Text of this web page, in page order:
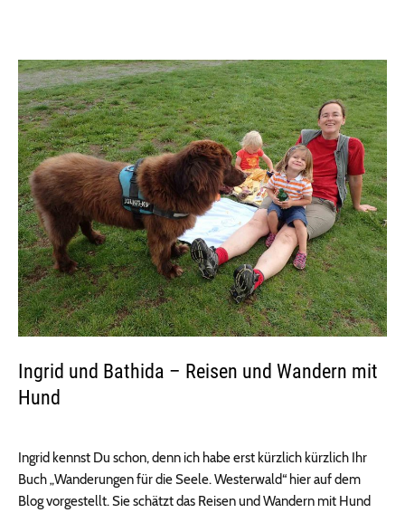
Ingrid und Bathida – Reisen und Wandern mit
Hund
Ingrid kennst Du schon, denn ich habe erst kürzlich kürzlich Ihr
Buch „Wanderungen für die Seele. Westerwald“ hier auf dem
Blog vorgestellt. Sie schätzt das Reisen und Wandern mit Hund